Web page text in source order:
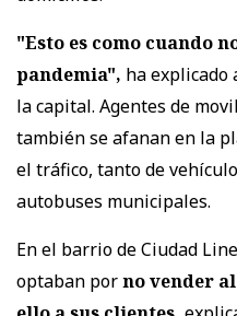
"Esto es como cuando
pandemia", ha explicado
la capital. Agentes de
también se afanan en la
el tráfico, tanto de
autobuses municipales.
En el barrio de Ciudad
optaban porno vender